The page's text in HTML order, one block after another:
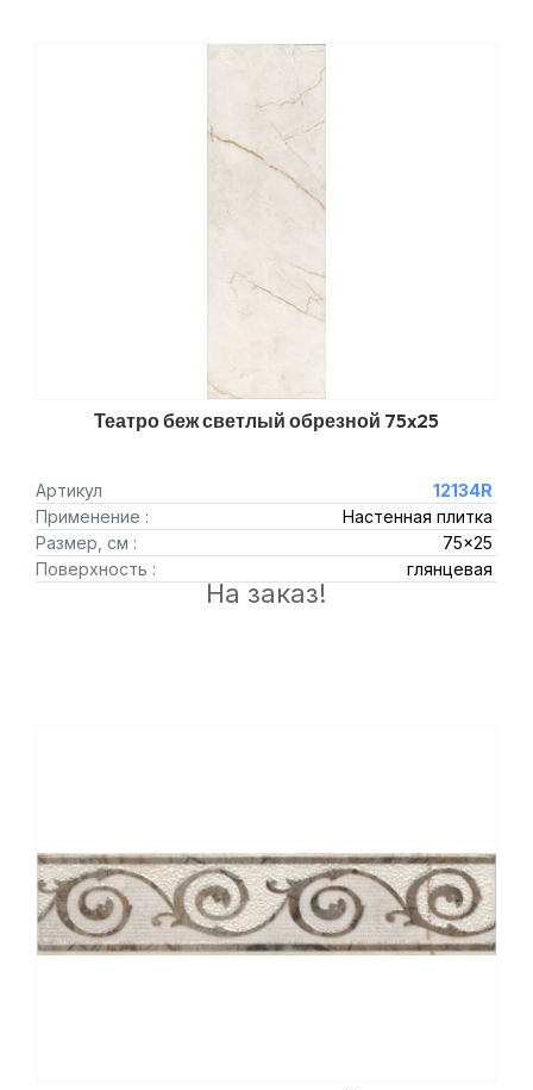
Театро беж светлый обрезной 75x25
Артикул
12134R
Применение :
Настенная плитка
Размер, см :
75x25
Поверхность :
глянцевая
На заказ!